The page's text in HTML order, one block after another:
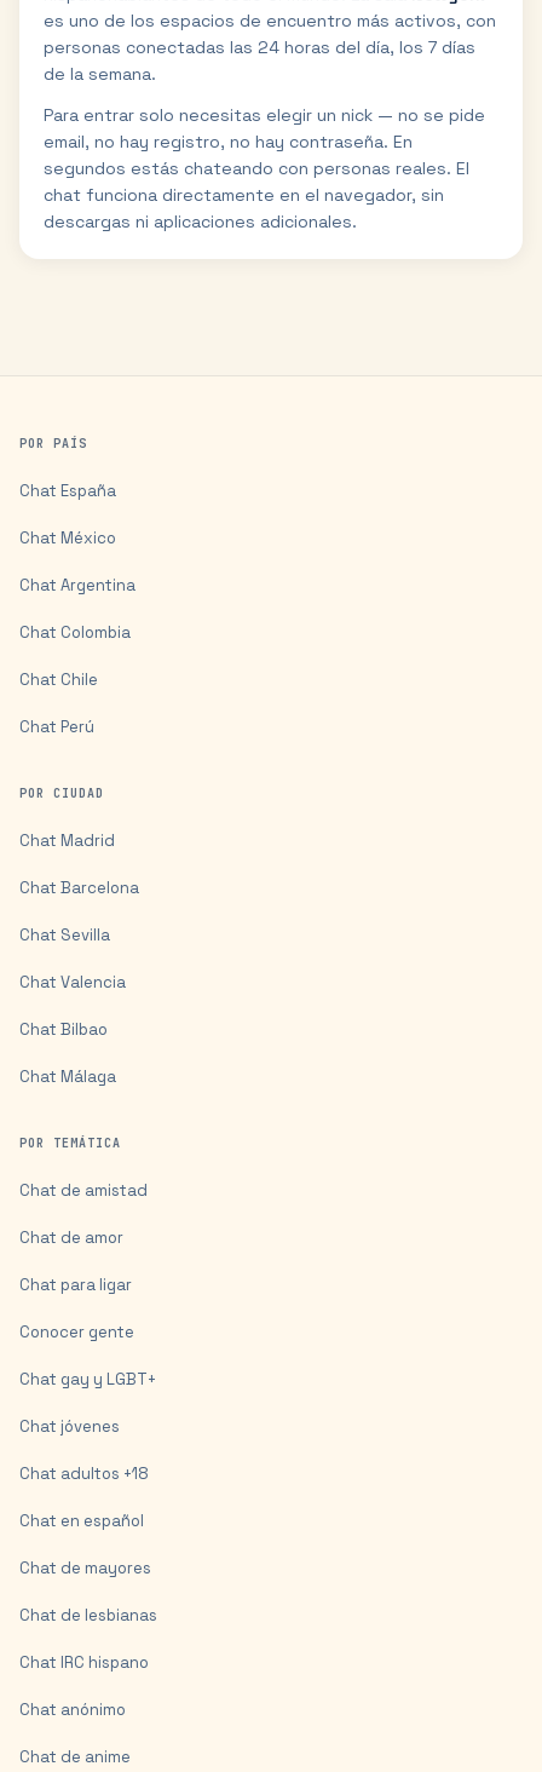
es uno de los espacios de encuentro más activos, con
personas conectadas las 24 horas del día, los 7 días
de la semana.
Para entrar solo necesitas elegir un nick — no se pide
email, no hay registro, no hay contraseña. En
segundos estás chateando con personas reales. El
chat funciona directamente en el navegador, sin
descargas ni aplicaciones adicionales.
POR PAÍS
Chat España
Chat México
Chat Argentina
Chat Colombia
Chat Chile
Chat Perú
POR CIUDAD
Chat Madrid
Chat Barcelona
Chat Sevilla
Chat Valencia
Chat Bilbao
Chat Málaga
POR TEMÁTICA
Chat de amistad
Chat de amor
Chat para ligar
Conocer gente
Chat gay y LGBT+
Chat jóvenes
Chat adultos +18
Chat en español
Chat de mayores
Chat de lesbianas
Chat IRC hispano
Chat anónimo
Chat de anime